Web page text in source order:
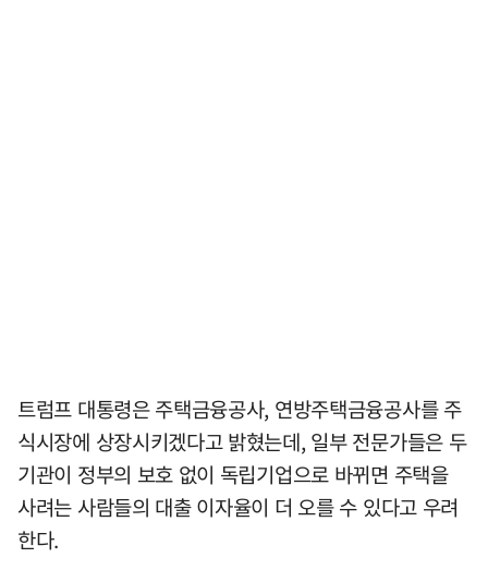
트럼프 대통령은 주택금융공사, 연방주택금융공사를 주
식시장에 상장시키겠다고 밝혔는데, 일부 전문가들은 두
기관이 정부의 보호 없이 독립기업으로 바뀌면 주택을
사려는 사람들의 대출 이자율이 더 오를 수 있다고 우려
한다.